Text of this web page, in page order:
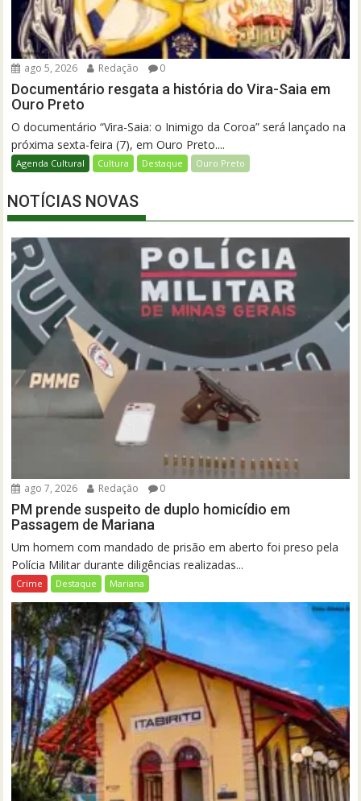
ago 5, 2026 Redação 0
Documentário resgata a história do Vira-Saia em
Ouro Preto
O documentário “Vira-Saia: o Inimigo da Coroa” será lançado na
próxima sexta-feira (7), em Ouro Preto....
Agenda Cultural Cultura Destaque Ouro Preto
NOTÍCIAS NOVAS
ago 7, 2026 Redação 0
PM prende suspeito de duplo homicídio em
Passagem de Mariana
Um homem com mandado de prisão em aberto foi preso pela
Polícia Militar durante diligências realizadas...
Crime Destaque Mariana